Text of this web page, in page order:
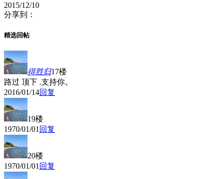
2015/12/10
分享到：
精选回帖
得胜归17楼
路过 顶下 .支持你。
2016/01/14回复
19楼
1970/01/01 回复
20楼
1970/01/01 回复